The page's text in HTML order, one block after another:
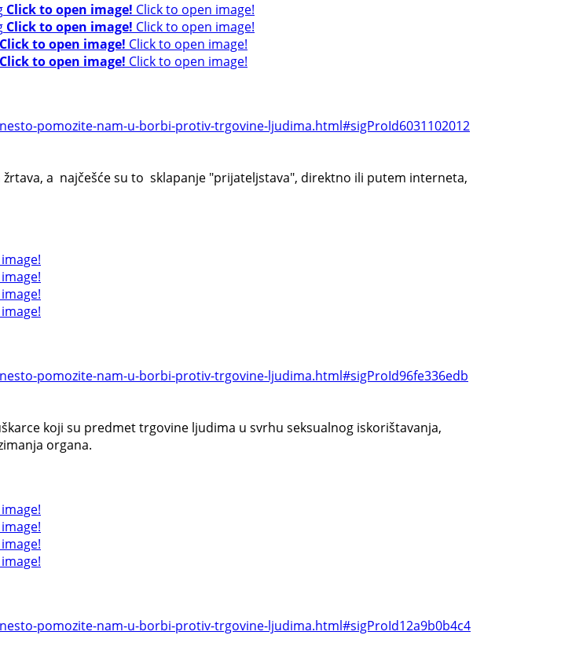
Click to open image! Click to open image!
Click to open image! Click to open image!
Click to open image! Click to open image!
Click to open image! Click to open image!
pomozite-nam-u-borbi-protiv-trgovine-ljudima.html#sigProId6031102012
a najčešće su to sklapanje "prijateljstava", direktno ili putem interneta,
pomozite-nam-u-borbi-protiv-trgovine-ljudima.html#sigProId96fe336edb
koji su predmet trgovine ljudima u svrhu seksualnog iskorištavanja,
organa.
pomozite-nam-u-borbi-protiv-trgovine-ljudima.html#sigProId12a9b0b4c4